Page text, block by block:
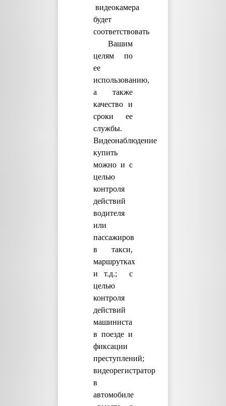
видеокамера
будет
соответствовать
Вашим
целям по
ее
использованию,
а также
качество и
сроки ее
службы.
Видеонаблюдение
купить
можно и с
целью
контроля
действий
водителя
или
пассажиров
в такси,
маршрутках
и т.д.; с
целью
контроля
действий
машиниста
в поезде и
фиксации
преступлений;
видеорегистратор
в
автомобиле